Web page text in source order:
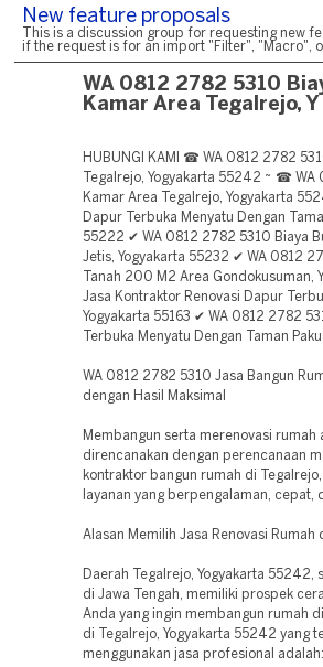
New feature proposals
This is a discussion group for requesting new
if the request is for an import "Filter", "Macro",
WA 0812 2782 5310
Kamar Area Tegalrejo, Y
HUBUNGI KAMI ☎ WA 0812 2782
Tegalrejo, Yogyakarta 55242 ~ ☎
Kamar Area Tegalrejo, Yogyakarta
Dapur Terbuka Menyatu Dengan
55222 ✔ WA 0812 2782 5310 Biaya
Jetis, Yogyakarta 55232 ✔ WA 0812
Tanah 200 M2 Area
Jasa Kontraktor Renovasi Dapur
Yogyakarta 55163 ✔ WA 0812 2782
Terbuka Menyatu Dengan Taman
WA 0812 2782 5310 Jasa Bangun
dengan Hasil Maksimal
Membangun serta merenovasi rumah
direncanakan dengan perencanaan
kontraktor bangun rumah di
layanan yang berpengalaman, cepat,
Alasan Memilih Jasa Renovasi
Daerah Tegalrejo, Yogyakarta
di Jawa Tengah, memiliki prospek
Anda yang ingin membangun rumah
di Tegalrejo, Yogyakarta 55242 yang
menggunakan jasa profesional adalah: